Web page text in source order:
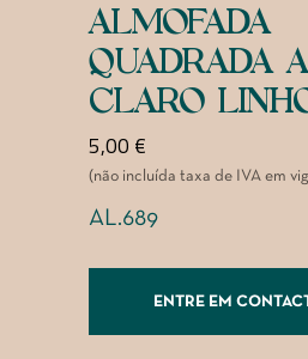
ALMOFADA
QUADRADA
CLARO
5,00 €
(não incluída taxa de IVA em
AL.689
ENTRE EM